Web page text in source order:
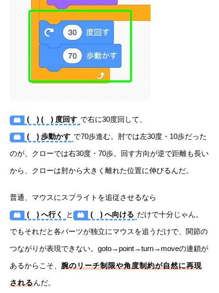
( ) ( ) 度回す で右に30度回して、
( ) 歩動かす で70歩進む。肘では左30度・10歩だった
のが、クローでは右30度・70歩。回す方向が逆で距離も長い
から、クローは肘から大きく離れた位置に伸びるんだ。
普通、マウスにスプライトを追従させるなら
( ) へ行く と ( ) へ向ける だけで十分じゃん。
でもそれだと各パーツが独立にマウスを追うだけで、関節の
つながりが表現できない。goto→point→turn→moveの連鎖が
あるからこそ、 腕のリーチ制限や角度制約が自然に再現
されるんだ。